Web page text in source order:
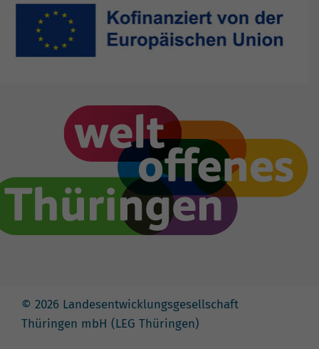
© 2026 Landesentwicklungsgesellschaft
Thüringen mbH (LEG Thüringen)